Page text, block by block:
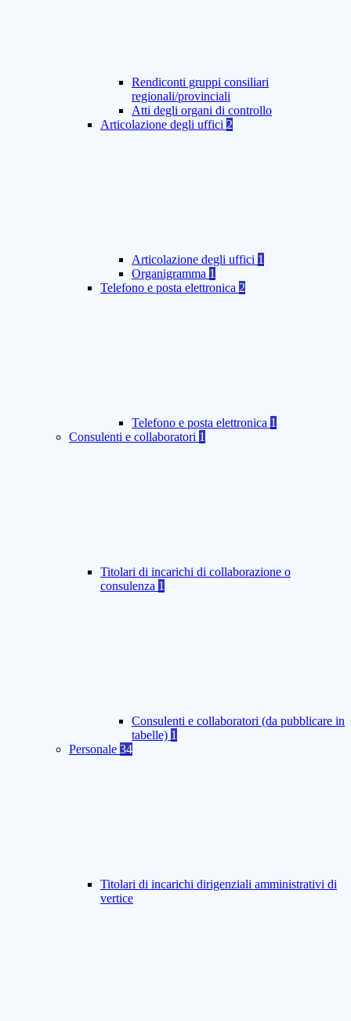
Rendiconti gruppi consiliari
regionali/provinciali
Atti degli organi di controllo
Articolazione degli uffici 2
Articolazione degli uffici 1
Organigramma 1
Telefono e posta elettronica 2
Telefono e posta elettronica 1
Consulenti e collaboratori 1
Titolari di incarichi di collaborazione o
consulenza 1
Consulenti e collaboratori (da pubblicare in
tabelle) 1
Personale 34
Titolari di incarichi dirigenziali amministrativi di
vertice